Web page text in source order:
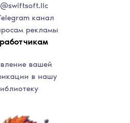
канал
рекламы
вашей
в нашу